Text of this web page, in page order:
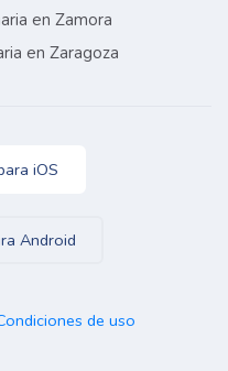
en Zamora
en Zaragoza
iOS
Android
de uso